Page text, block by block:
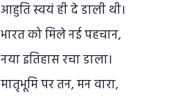
आहुति स्वयं ही दे डाली थी।
भारत को मिले नई पहचान,
नया इतिहास रचा डाला।
मातृभूमि पर तन, मन वारा,